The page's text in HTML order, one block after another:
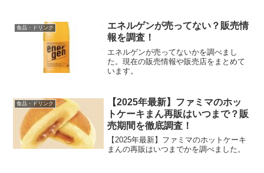
食品・ドリンク
エネルゲンが売ってない？販売情
報を調査！
エネルゲンが売ってないかを調べまし
た。現在の販売情報や販売店をまとめて
います。
食品・ドリンク
【2025年最新】ファミマのホッ
トケーキまん再販はいつまで？販
売期間を徹底調査！
【2025年最新】ファミマのホットケーキ
まんの再販はいつまでかを調べました。